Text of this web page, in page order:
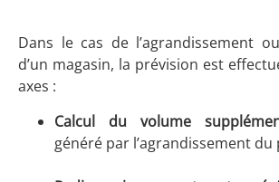
Dans le cas de l’agrandissement
d’un magasin, la prévision est
axes :
Calcul du volume
généré par l’agrandissement